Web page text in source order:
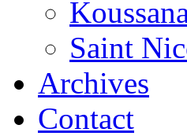
Saint
Archives
Contact